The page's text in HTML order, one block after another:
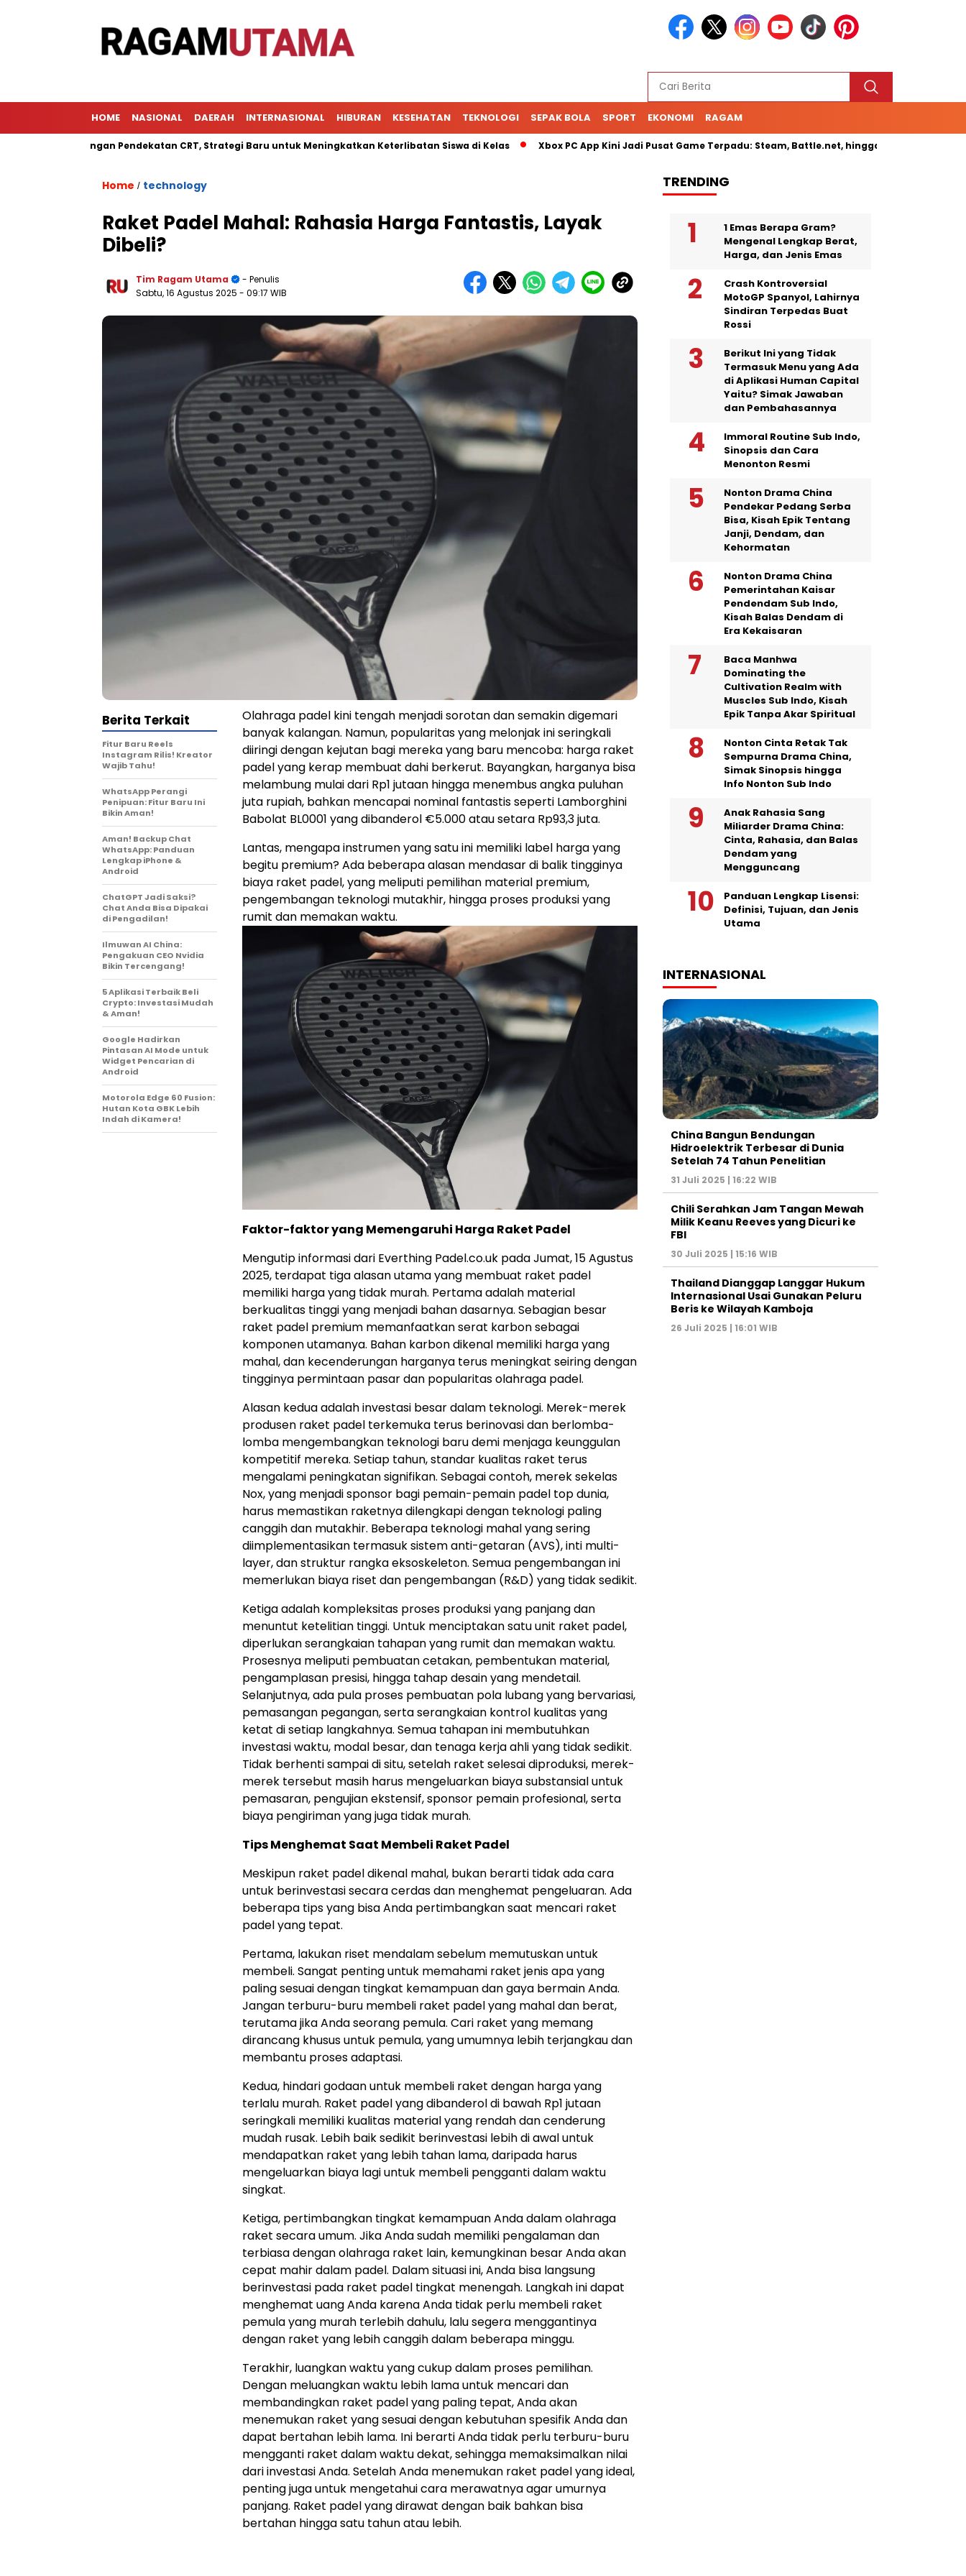
HOME NASIONAL DAERAH INTERNASIONAL HIBURAN KESEHATAN TEKNOLOGI SEPAK BOLA SPORT EKONOMI RAGAM
dengan Pendekatan CRT, Strategi Baru untuk Meningkatkan Keterlibatan Siswa di Kelas Xbox PC App Kini Jadi Pusat Game Terpadu: Steam, Battle.net, hingga Cloud Gaming
Home / technology
Raket Padel Mahal: Rahasia Harga Fantastis, Layak
Dibeli?
Tim Ragam Utama
- Penulis
Sabtu, 16 Agustus 2025 - 09:17 WIB
Olahraga padel kini tengah menjadi sorotan dan semakin digemari
banyak kalangan. Namun, popularitas yang melonjak ini seringkali
diiringi dengan kejutan bagi mereka yang baru mencoba: harga raket
padel yang kerap membuat dahi berkerut. Bayangkan, harganya bisa
melambung mulai dari Rp1 jutaan hingga menembus angka puluhan
juta rupiah, bahkan mencapai nominal fantastis seperti Lamborghini
Babolat BL0001 yang dibanderol €5.000 atau setara Rp93,3 juta.
Lantas, mengapa instrumen yang satu ini memiliki label harga yang
begitu premium? Ada beberapa alasan mendasar di balik tingginya
biaya raket padel, yang meliputi pemilihan material premium,
pengembangan teknologi mutakhir, hingga proses produksi yang
rumit dan memakan waktu.
Faktor-faktor yang Memengaruhi Harga Raket Padel
Mengutip informasi dari Everthing Padel.co.uk pada Jumat, 15 Agustus
2025, terdapat tiga alasan utama yang membuat raket padel
memiliki harga yang tidak murah. Pertama adalah material
berkualitas tinggi yang menjadi bahan dasarnya. Sebagian besar
raket padel premium memanfaatkan serat karbon sebagai
komponen utamanya. Bahan karbon dikenal memiliki harga yang
mahal, dan kecenderungan harganya terus meningkat seiring dengan
tingginya permintaan pasar dan popularitas olahraga padel.
Alasan kedua adalah investasi besar dalam teknologi. Merek-merek
produsen raket padel terkemuka terus berinovasi dan berlomba-
lomba mengembangkan teknologi baru demi menjaga keunggulan
kompetitif mereka. Setiap tahun, standar kualitas raket terus
mengalami peningkatan signifikan. Sebagai contoh, merek sekelas
Nox, yang menjadi sponsor bagi pemain-pemain padel top dunia,
harus memastikan raketnya dilengkapi dengan teknologi paling
canggih dan mutakhir. Beberapa teknologi mahal yang sering
diimplementasikan termasuk sistem anti-getaran (AVS), inti multi-
layer, dan struktur rangka eksoskeleton. Semua pengembangan ini
memerlukan biaya riset dan pengembangan (R&D) yang tidak sedikit.
Ketiga adalah kompleksitas proses produksi yang panjang dan
menuntut ketelitian tinggi. Untuk menciptakan satu unit raket padel,
diperlukan serangkaian tahapan yang rumit dan memakan waktu.
Prosesnya meliputi pembuatan cetakan, pembentukan material,
pengamplasan presisi, hingga tahap desain yang mendetail.
Selanjutnya, ada pula proses pembuatan pola lubang yang bervariasi,
pemasangan pegangan, serta serangkaian kontrol kualitas yang
ketat di setiap langkahnya. Semua tahapan ini membutuhkan
investasi waktu, modal besar, dan tenaga kerja ahli yang tidak sedikit.
Tidak berhenti sampai di situ, setelah raket selesai diproduksi, merek-
merek tersebut masih harus mengeluarkan biaya substansial untuk
pemasaran, pengujian ekstensif, sponsor pemain profesional, serta
biaya pengiriman yang juga tidak murah.
Tips Menghemat Saat Membeli Raket Padel
Meskipun raket padel dikenal mahal, bukan berarti tidak ada cara
untuk berinvestasi secara cerdas dan menghemat pengeluaran. Ada
beberapa tips yang bisa Anda pertimbangkan saat mencari raket
padel yang tepat.
Pertama, lakukan riset mendalam sebelum memutuskan untuk
membeli. Sangat penting untuk memahami raket jenis apa yang
paling sesuai dengan tingkat kemampuan dan gaya bermain Anda.
Jangan terburu-buru membeli raket padel yang mahal dan berat,
terutama jika Anda seorang pemula. Cari raket yang memang
dirancang khusus untuk pemula, yang umumnya lebih terjangkau dan
membantu proses adaptasi.
Kedua, hindari godaan untuk membeli raket dengan harga yang
terlalu murah. Raket padel yang dibanderol di bawah Rp1 jutaan
seringkali memiliki kualitas material yang rendah dan cenderung
mudah rusak. Lebih baik sedikit berinvestasi lebih di awal untuk
mendapatkan raket yang lebih tahan lama, daripada harus
mengeluarkan biaya lagi untuk membeli pengganti dalam waktu
singkat.
Ketiga, pertimbangkan tingkat kemampuan Anda dalam olahraga
raket secara umum. Jika Anda sudah memiliki pengalaman dan
terbiasa dengan olahraga raket lain, kemungkinan besar Anda akan
cepat mahir dalam padel. Dalam situasi ini, Anda bisa langsung
berinvestasi pada raket padel tingkat menengah. Langkah ini dapat
menghemat uang Anda karena Anda tidak perlu membeli raket
pemula yang murah terlebih dahulu, lalu segera menggantinya
dengan raket yang lebih canggih dalam beberapa minggu.
Terakhir, luangkan waktu yang cukup dalam proses pemilihan.
Dengan meluangkan waktu lebih lama untuk mencari dan
membandingkan raket padel yang paling tepat, Anda akan
menemukan raket yang sesuai dengan kebutuhan spesifik Anda dan
dapat bertahan lebih lama. Ini berarti Anda tidak perlu terburu-buru
mengganti raket dalam waktu dekat, sehingga memaksimalkan nilai
dari investasi Anda. Setelah Anda menemukan raket padel yang ideal,
penting juga untuk mengetahui cara merawatnya agar umurnya
panjang. Raket padel yang dirawat dengan baik bahkan bisa
bertahan hingga satu tahun atau lebih.
Berita Terkait
Fitur Baru Reels
Instagram Rilis! Kreator
Wajib Tahu!
WhatsApp Perangi
Penipuan: Fitur Baru Ini
Bikin Aman!
Aman! Backup Chat
WhatsApp: Panduan
Lengkap iPhone &
Android
ChatGPT Jadi Saksi?
Chat Anda Bisa Dipakai
di Pengadilan!
Ilmuwan AI China:
Pengakuan CEO Nvidia
Bikin Tercengang!
5 Aplikasi Terbaik Beli
Crypto: Investasi Mudah
& Aman!
Google Hadirkan
Pintasan AI Mode untuk
Widget Pencarian di
Android
Motorola Edge 60 Fusion:
Hutan Kota GBK Lebih
Indah di Kamera!
TRENDING
1 Emas Berapa Gram?
Mengenal Lengkap Berat,
Harga, dan Jenis Emas
Crash Kontroversial
MotoGP Spanyol, Lahirnya
Sindiran Terpedas Buat
Rossi
Berikut Ini yang Tidak
Termasuk Menu yang Ada
di Aplikasi Human Capital
Yaitu? Simak Jawaban
dan Pembahasannya
Immoral Routine Sub Indo,
Sinopsis dan Cara
Menonton Resmi
Nonton Drama China
Pendekar Pedang Serba
Bisa, Kisah Epik Tentang
Janji, Dendam, dan
Kehormatan
Nonton Drama China
Pemerintahan Kaisar
Pendendam Sub Indo,
Kisah Balas Dendam di
Era Kekaisaran
Baca Manhwa
Dominating the
Cultivation Realm with
Muscles Sub Indo, Kisah
Epik Tanpa Akar Spiritual
Nonton Cinta Retak Tak
Sempurna Drama China,
Simak Sinopsis hingga
Info Nonton Sub Indo
Anak Rahasia Sang
Miliarder Drama China:
Cinta, Rahasia, dan Balas
Dendam yang
Mengguncang
Panduan Lengkap Lisensi:
Definisi, Tujuan, dan Jenis
Utama
INTERNASIONAL
China Bangun Bendungan
Hidroelektrik Terbesar di Dunia
Setelah 74 Tahun Penelitian
31 Juli 2025 | 16:22 WIB
Chili Serahkan Jam Tangan Mewah
Milik Keanu Reeves yang Dicuri ke
FBI
30 Juli 2025 | 15:16 WIB
Thailand Dianggap Langgar Hukum
Internasional Usai Gunakan Peluru
Beris ke Wilayah Kamboja
26 Juli 2025 | 16:01 WIB